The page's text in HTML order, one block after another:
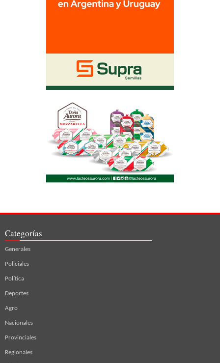
Categorías
Generales
Policiales
Política
Deportes
Agro
Nacionales
Provinciales
Regionales